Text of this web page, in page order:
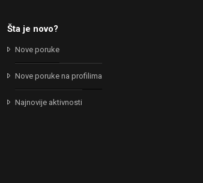
Šta je novo?
Nove poruke
Nove poruke na profilima
Najnovije aktivnosti